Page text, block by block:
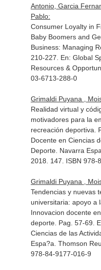
Antonio, Garcia
Pablo:
Consumer Loyalty in
Baby Boomers and
Business: Managing
210-227. En: Global
Resources &
03-6713-288-0
Grimaldi Puyana ,
Realidad virtual y
motivadores para la
recreación deportiva.
Docente en Ciencias
Deporte. Navarra
2018. 147. ISBN 978-
Grimaldi Puyana ,
Tendencias y nuevas
universitaria: apoyo a
Innovacion docente
deporte. Pag. 57-69.
Ciencias de las
Espa?a. Thomson
978-84-9177-016-9